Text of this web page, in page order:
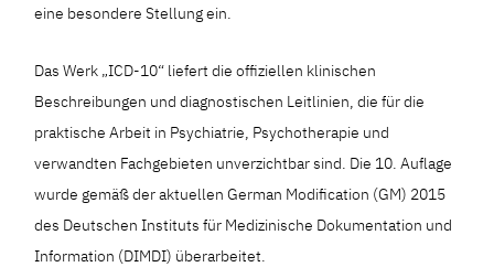
eine besondere Stellung ein.
Das Werk „ICD-10“ liefert die offiziellen klinischen
Beschreibungen und diagnostischen Leitlinien, die für die
praktische Arbeit in Psychiatrie, Psychotherapie und
verwandten Fachgebieten unverzichtbar sind. Die 10. Auflage
wurde gemäß der aktuellen German Modification (GM) 2015
des Deutschen Instituts für Medizinische Dokumentation und
Information (DIMDI) überarbeitet.